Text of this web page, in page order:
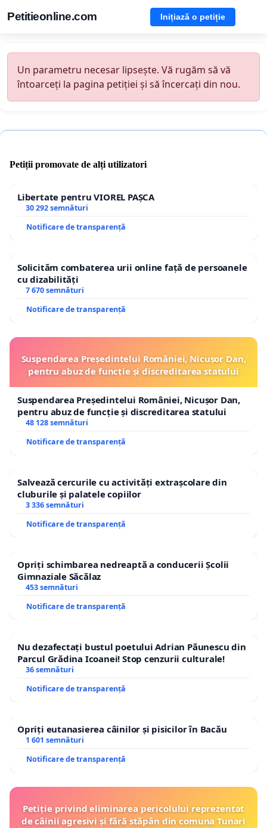
Petitieonline.com Inițiază o petiție
Un parametru necesar lipsește. Vă rugăm să vă
întoarceți la pagina petiției și să încercați din nou.
Petiții promovate de alți utilizatori
Libertate pentru VIOREL PAȘCA
30 292 semnături
Notificare de transparență
Solicităm combaterea urii online față de persoanele
cu dizabilități
7 670 semnături
Notificare de transparență
Suspendarea Președintelui României, Nicușor Dan,
pentru abuz de funcție și discreditarea statului
Suspendarea Președintelui României, Nicușor Dan,
pentru abuz de funcție și discreditarea statului
48 128 semnături
Notificare de transparență
Salvează cercurile cu activități extrașcolare din
cluburile și palatele copiilor
3 336 semnături
Notificare de transparență
Opriți schimbarea nedreaptă a conducerii Școlii
Gimnaziale Săcălaz
453 semnături
Notificare de transparență
Nu dezafectați bustul poetului Adrian Păunescu din
Parcul Grădina Icoanei! Stop cenzurii culturale!
36 semnături
Notificare de transparență
Opriți eutanasierea câinilor și pisicilor în Bacău
1 601 semnături
Notificare de transparență
Petiție privind eliminarea pericolului reprezentat
de câinii agresivi și fără stăpân din comuna Tunari